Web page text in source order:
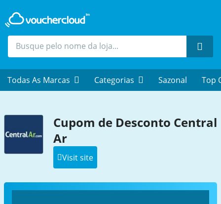
Todas As Marcas Categorias Sazonal Top
Cupom de Desconto Central
Ar
Visit site